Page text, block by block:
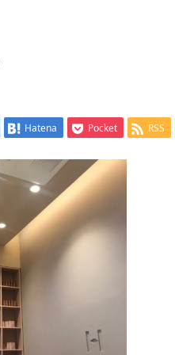
Hatena Pocket RSS